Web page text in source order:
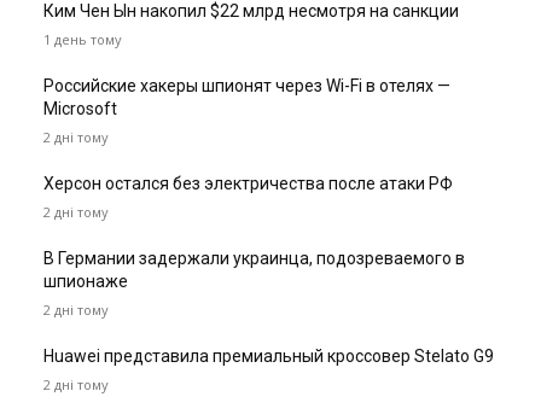
Ким Чен Ын накопил $22 млрд несмотря на санкции
1 день тому
Российские хакеры шпионят через Wi-Fi в отелях —
Microsoft
2 дні тому
Херсон остался без электричества после атаки РФ
2 дні тому
В Германии задержали украинца, подозреваемого в
шпионаже
2 дні тому
Huawei представила премиальный кроссовер Stelato G9
2 дні тому